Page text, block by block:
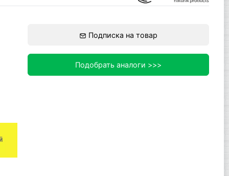
Подписка на товар
Подобрать аналоги >>>